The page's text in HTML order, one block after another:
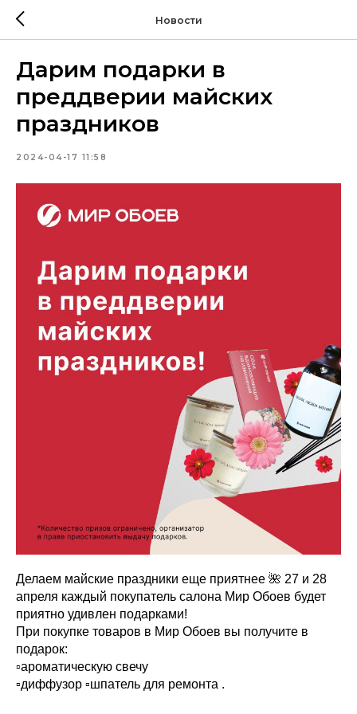
Новости
Дарим подарки в
преддверии майских
праздников
2024-04-17 11:58
Делаем майские праздники еще приятнее 🌺 27 и 28
апреля каждый покупатель салона Мир Обоев будет
приятно удивлен подарками!
При покупке товаров в Мир Обоев вы получите в
подарок:
▫ароматическую свечу
▫диффузор ▫шпатель для ремонта .